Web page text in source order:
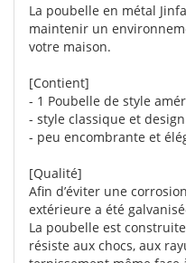
La poubelle en métal
maintenir un
votre maison.
[Contient]
- 1 Poubelle de style
- style classique et
- peu encombrante et
[Qualité]
Afin d’éviter une
extérieure a été
La poubelle est
résiste aux chocs, aux